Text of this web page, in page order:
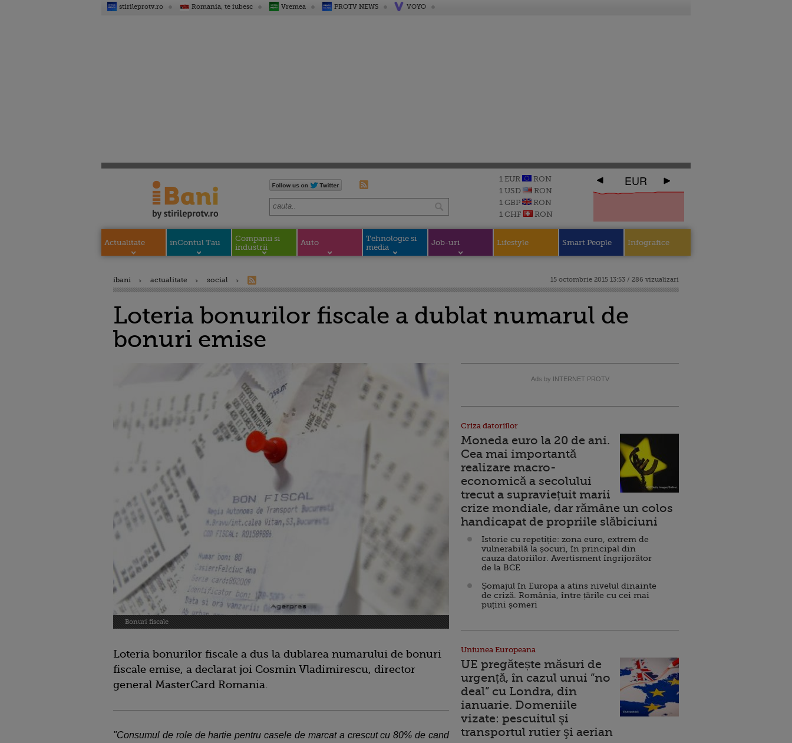
stirileprotv.ro Romania, te iubesc Vremea PROTV NEWS VOYO
1 EUR
RON
1 USD
RON
1 GBP
RON
1 CHF
RON
EUR
Actualitate inContul Tau
Companii si
industrii
Auto
Tehnologie si
media
Job-uri Lifestyle Smart People Infografice
ibani actualitate social 15 octombrie 2015 13:53 / 286 vizualizari
Loteria bonurilor fiscale a dublat numarul de
bonuri emise
Bonuri fiscale
Loteria bonurilor fiscale a dus la dublarea numarului de bonuri
fiscale emise, a declarat joi Cosmin Vladimirescu, director
general MasterCard Romania.
"Consumul de role de hartie pentru casele de marcat a crescut cu 80% de cand
Ads by INTERNET PROTV
Criza datoriilor
Moneda euro la 20 de ani.
Cea mai importantă
realizare macro-
economică a secolului
trecut a supraviețuit marii
crize mondiale, dar rămâne un colos
handicapat de propriile slăbiciuni
Istorie cu repetiție: zona euro, extrem de
vulnerabilă la șocuri, în principal din
cauza datoriilor. Avertisment îngrijorător
de la BCE
Șomajul în Europa a atins nivelul dinainte
de criză. România, între țările cu cei mai
puțini șomeri
Uniunea Europeana
UE pregătește măsuri de
urgență, în cazul unui ”no
deal” cu Londra, din
ianuarie. Domeniile
vizate: pescuitul şi
transportul rutier şi aerian